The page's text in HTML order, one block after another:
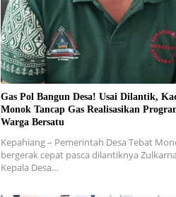
Gas Pol Bangun Desa! Usai Dilantik,
Monok Tancap Gas Realisasikan
Warga Bersatu
Kepahiang – Pemerintah Desa Tebat
bergerak cepat pasca dilantiknya
Kepala Desa…